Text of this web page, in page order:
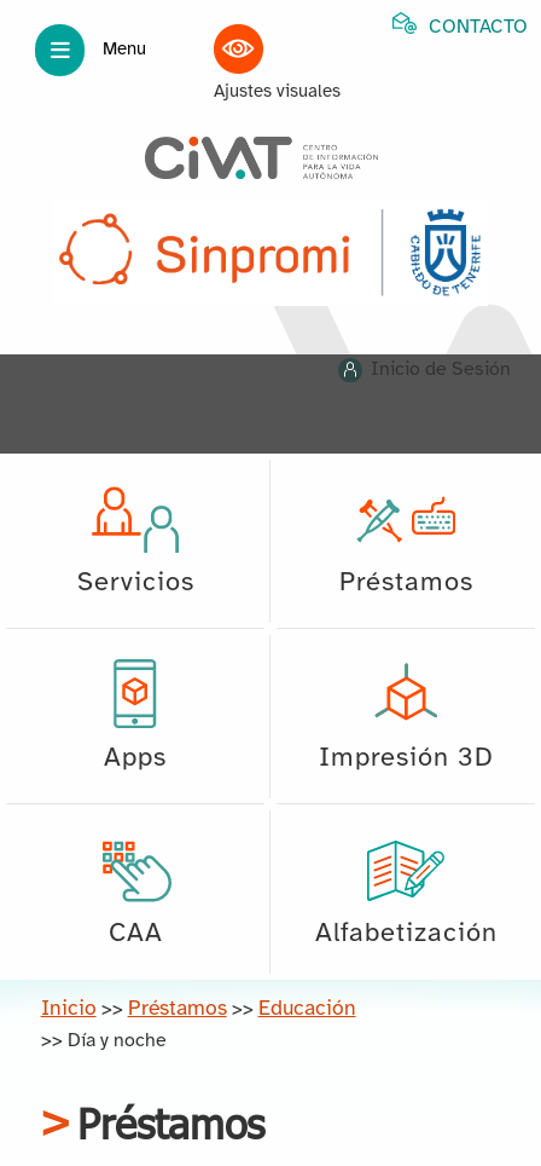
Menu
Ajustes visuales
CONTACTO
Inicio de Sesión
Servicios Préstamos
Apps Impresión 3D
CAA Alfabetización
Inicio >> Préstamos >> Educación
>> Día y noche
Préstamos